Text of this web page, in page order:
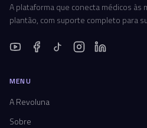
A plataforma que conecta médicos
plantão, com suporte completo para
MENU
A Revoluna
Sobre